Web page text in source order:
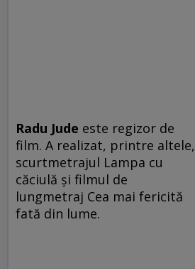
Radu Jude este regizor de
film. A realizat, printre altele,
scurtmetrajul Lampa cu
căciulă şi filmul de
lungmetraj Cea mai fericită
fată din lume.